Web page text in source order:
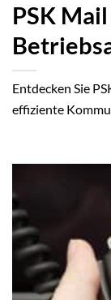
PSK
Entdecken Sie
effiziente